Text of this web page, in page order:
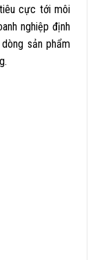
cực tới môi
nghiệp định
sản phẩm